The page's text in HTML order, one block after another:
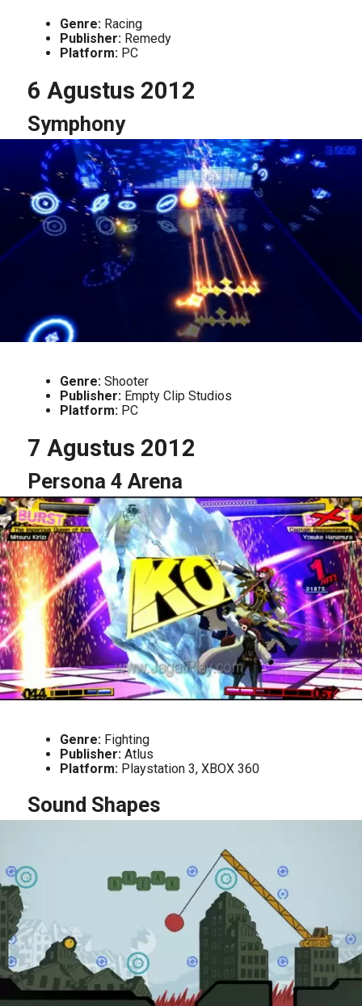
Genre:Racing
Publisher:Remedy
Platform:PC
6 Agustus 2012
Symphony
Genre:Shooter
Publisher:Empty Clip Studios
Platform:PC
7 Agustus 2012
Persona 4 Arena
Genre:Fighting
Publisher:Atlus
Platform:Playstation 3, XBOX 360
Sound Shapes